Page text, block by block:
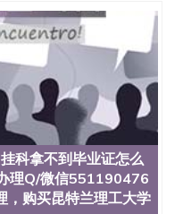
科拿不到毕业证怎么
理Q/微信551190476
，购买昆特兰理工大学